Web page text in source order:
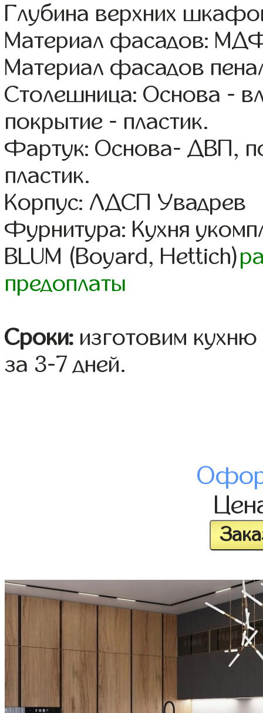
Глубина верхних
Материал фасадов:
Материал фасадов
Столешница: Основа -
покрытие - пластик.
Фартук: Основа- ДВП,
пластик.
Корпус: ЛДСП Увадрев
Фурнитура: Кухня
BLUM (Boyard, Hettich)
предоплаты
Сроки: изготовим
за 3-7 дней.